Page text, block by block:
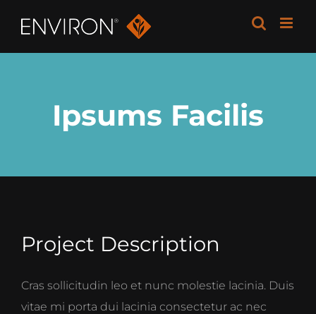
content
Ipsums Facilis
Project Description
Cras sollicitudin leo et nunc molestie lacinia. Duis
vitae mi porta dui lacinia consectetur ac nec